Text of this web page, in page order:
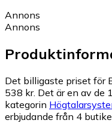
Annons
Annons
Det billigaste priset för
538 kr. Det är en av de
kategorin
erbjudande från 4